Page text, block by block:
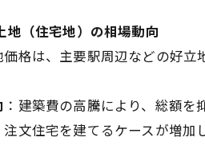
（住宅地）の相場動向
価格は、主要駅周辺などの好立
：建築費の高騰により、総額
注文住宅を建てるケースが増加